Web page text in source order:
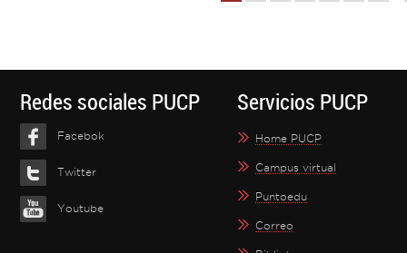
Redes sociales PUCP
Facebok
Twitter
Youtube
Servicios PUCP
Home PUCP
Campus virtual
Puntoedu
Correo